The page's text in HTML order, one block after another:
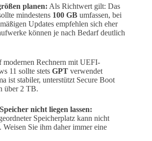
planen: Als Richtwert gilt: Das
mindestens 100 GB umfassen, bei
Updates empfehlen sich eher
können je nach Bedarf deutlich
modernen Rechnern mit UEFI-
11 sollte stets GPT verwendet
ist stabiler, unterstützt Secure Boot
über 2 TB.
nicht liegen lassen:
Speicherplatz kann nicht
Sie ihm daher immer eine